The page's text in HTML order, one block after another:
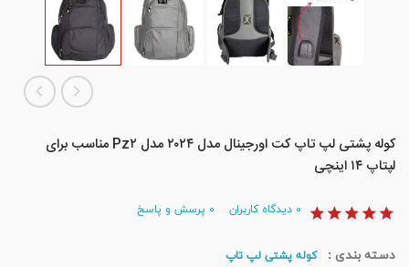
کوله پشتی لپ تاپ کت اورجینال مدل ۲۰۲۴ مدل Pz۲ مناسب برای
لپتاپ ۱۴ اینچی
دیدگاه کاربران پرسش و پاسخ
دسته بندی : کوله پشتی لپ تاپ